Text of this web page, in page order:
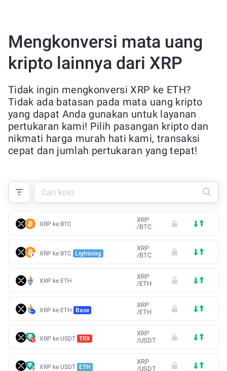
Mengkonversi mata uang
kripto lainnya dari XRP
Tidak ingin mengkonversi XRP ke ETH?
Tidak ada batasan pada mata uang kripto
yang dapat Anda gunakan untuk layanan
pertukaran kami! Pilih pasangan kripto dan
nikmati harga murah hati kami, transaksi
cepat dan jumlah pertukaran yang tepat!
XRP ke BTC
XRP
/BTC
XRP ke BTC Lightning
XRP
/BTC
XRP ke ETH
XRP
/ETH
XRP ke ETH Base
XRP
/ETH
XRP ke USDT TRX
XRP
/USDT
XRP ke USDT ETH
XRP
/USDT